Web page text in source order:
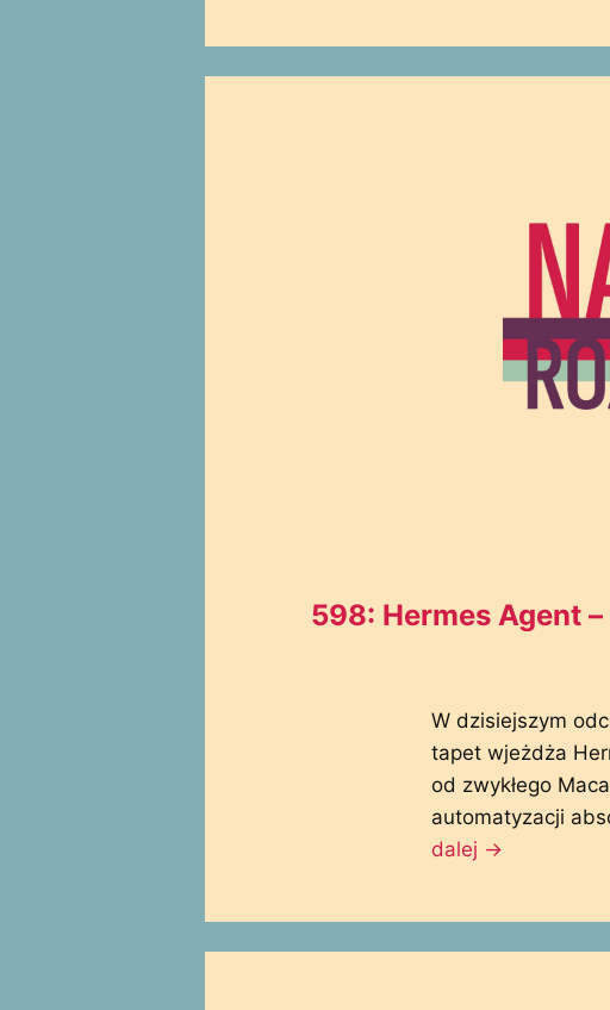
598: Hermes Agent
W dzisiejszym
tapet wjeżdża
od zwykłego
automatyzacji
dalej →